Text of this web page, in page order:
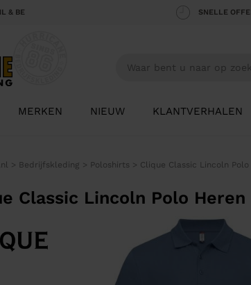
& BE SNELLE
MERKEN NIEUW KLANTVERHALEN
> Bedrijfskleding > Poloshirts > Clique Classic Lincoln Polo
Classic Lincoln Polo